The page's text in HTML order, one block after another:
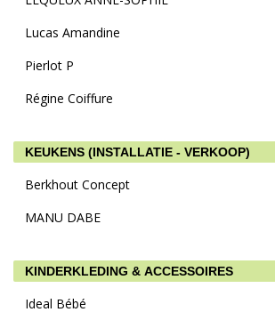
Lucas Amandine
Pierlot P
Régine Coiffure
KEUKENS (INSTALLATIE - VERKOOP)
Berkhout Concept
MANU DABE
KINDERKLEDING & ACCESSOIRES
Ideal Bébé